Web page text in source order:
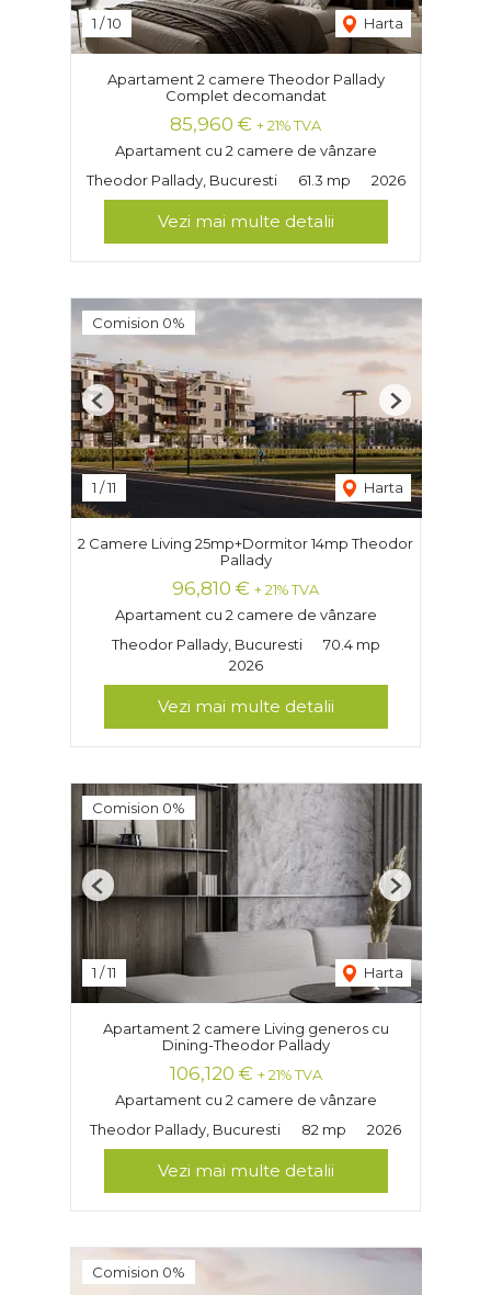
1 /10 Harta
Apartament 2 camere Theodor Pallady
Complet decomandat
85,960 € + 21% TVA
Apartament cu 2 camere de vânzare
Theodor Pallady, Bucuresti
61.3 mp 2026
Vezi mai multe detalii
Comision 0%
1 /11 Harta
Previous Next
2 Camere Living 25mp+Dormitor 14mp Theodor
Pallady
96,810 € + 21% TVA
Apartament cu 2 camere de vânzare
Theodor Pallady, Bucuresti
70.4 mp
2026
Vezi mai multe detalii
Comision 0%
1 /11 Harta
Previous Next
Apartament 2 camere Living generos cu
Dining-Theodor Pallady
106,120 € + 21% TVA
Apartament cu 2 camere de vânzare
Theodor Pallady, Bucuresti
82 mp 2026
Vezi mai multe detalii
Comision 0%